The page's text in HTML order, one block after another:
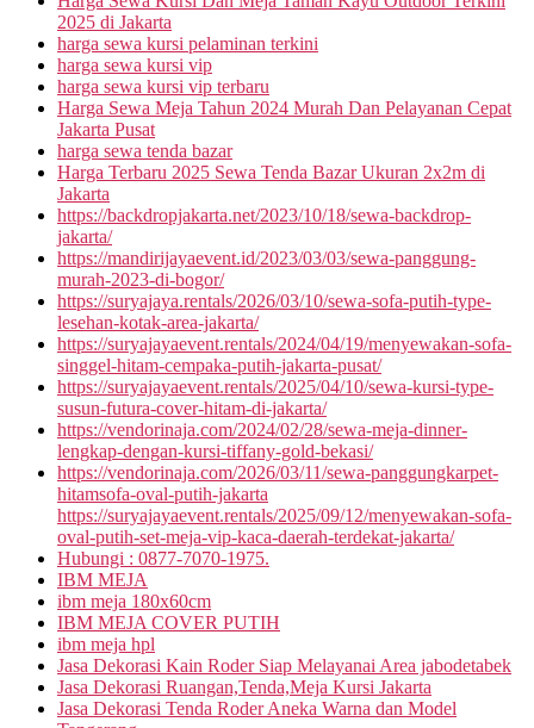
2025 di Jakarta
harga sewa kursi pelaminan terkini
harga sewa kursi vip
harga sewa kursi vip terbaru
Harga Sewa Meja Tahun 2024 Murah Dan Pelayanan Cepat
Jakarta Pusat
harga sewa tenda bazar
Harga Terbaru 2025 Sewa Tenda Bazar Ukuran 2x2m di
Jakarta
https://backdropjakarta.net/2023/10/18/sewa-backdrop-
jakarta/
https://mandirijayaevent.id/2023/03/03/sewa-panggung-
murah-2023-di-bogor/
https://suryajaya.rentals/2026/03/10/sewa-sofa-putih-type-
lesehan-kotak-area-jakarta/
https://suryajayaevent.rentals/2024/04/19/menyewakan-sofa-
singgel-hitam-cempaka-putih-jakarta-pusat/
https://suryajayaevent.rentals/2025/04/10/sewa-kursi-type-
susun-futura-cover-hitam-di-jakarta/
https://vendorinaja.com/2024/02/28/sewa-meja-dinner-
lengkap-dengan-kursi-tiffany-gold-bekasi/
https://vendorinaja.com/2026/03/11/sewa-panggungkarpet-
hitamsofa-oval-putih-jakarta
https://suryajayaevent.rentals/2025/09/12/menyewakan-sofa-
oval-putih-set-meja-vip-kaca-daerah-terdekat-jakarta/
Hubungi : 0877-7070-1975.
IBM MEJA
ibm meja 180x60cm
IBM MEJA COVER PUTIH
ibm meja hpl
Jasa Dekorasi Kain Roder Siap Melayanai Area jabodetabek
Jasa Dekorasi Ruangan,Tenda,Meja Kursi Jakarta
Jasa Dekorasi Tenda Roder Aneka Warna dan Model